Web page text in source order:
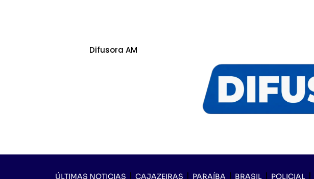
Difusora AM
ÚLTIMAS NOTICIAS CAJAZEIRAS PARAÍBA BRASIL POLICIAL